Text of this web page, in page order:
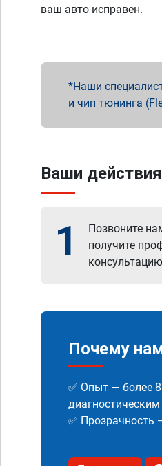
ваш авто исправен.
Наши
и чип тюнинга
Ваши
1 Позвоните
получите
Почему
✅ Опыт — более
✅ Прозрачность